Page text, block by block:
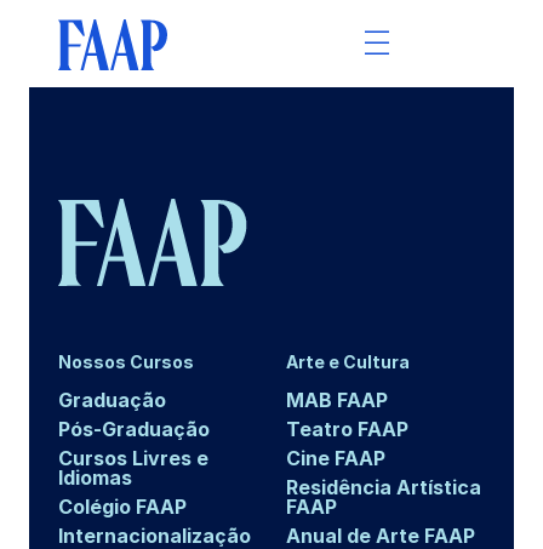
Nossos Cursos
Graduação
Pós-Graduação
Cursos Livres e
Idiomas
Colégio FAAP
Internacionalização
Arte e Cultura
MAB FAAP
Teatro FAAP
Cine FAAP
Residência Artística
FAAP
Anual de Arte FAAP